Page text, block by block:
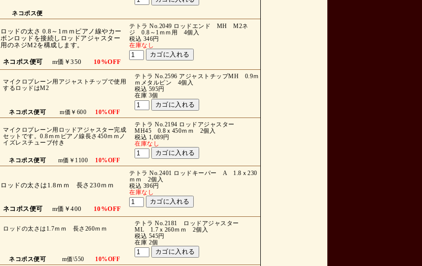
ネコポス便
ロッドの太さ 0.8～1ｍｍピアノ線やカー
ボンロッドを接続しロッドアジャスター
用のネジM2を構成します。
テトラ No.2049 ロッドエンド MH M2ネ
ジ 0.8～1ｍｍ用 4個入
税込 346円
在庫なし
ネコポス便可 m価￥350 10%OFF
マイクロプレーン用アジャストチップで使用
するロッドはM2
ネコポス便可 m価￥600 10%OFF
テトラ No.2596 アジャストチップMH 0.9ｍ
ｍメタルピン 4個入
税込 595円
在庫 3個
マイクロプレーン用ロッドアジャスター完成
セットです。0.8ｍｍピアノ線長さ450ｍｍノ
イズレスチューブ付き
ネコポス便可 m価￥1100 10%OFF
テトラ No.2194 ロッドアジャスター
MH45 0.8ｘ450ｍｍ 2個入
税込 1,089円
在庫なし
ロッドの太さは1.8ｍｍ 長さ230ｍｍ
テトラ No.2401 ロッドキーパー A 1.8ｘ230
ｍｍ 2個入
税込 396円
在庫なし
ネコポス便可 m価￥400 10%OFF
ロッドの太さは1.7ｍｍ 長さ260ｍｍ
ネコポス便可 m価\550 10%OFF
テトラ No.2181 ロッドアジャスター
ML 1.7ｘ260ｍｍ 2個入
税込 545円
在庫 2個